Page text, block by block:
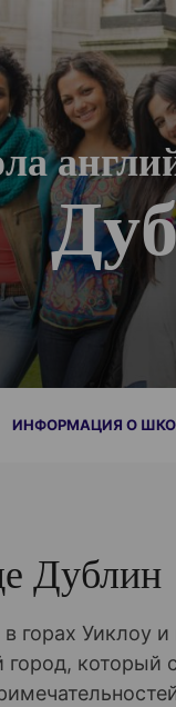
ИНФОРМАЦИЯ О
Дублин
Уиклоу
который